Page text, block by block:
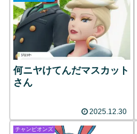
何ニヤけてんだマスカット
さん
2025.12.30
チャンピオンズ